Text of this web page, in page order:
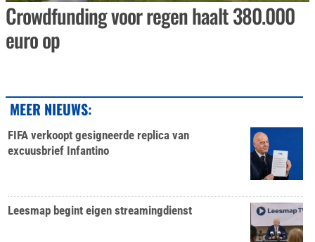
Crowdfunding voor regen haalt 380.000
euro op
MEER NIEUWS:
FIFA verkoopt gesigneerde replica van
excuusbrief Infantino
Leesmap begint eigen streamingdienst